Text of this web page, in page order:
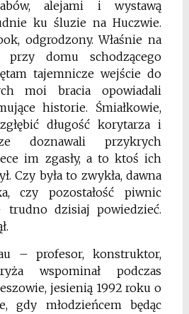
alejami i wystawą
ku śluzie na Huczwie.
odgrodzony. Właśnie na
domu schodzącego
tajemnicze wejście do
moi bracia opowiadali
historie. Śmiałkowie,
długość korytarza i
doznawali przykrych
im zgasły, a to ktoś ich
Czy była to zwykła, dawna
czy pozostałość piwnic
dzisiaj powiedzieć.
– profesor, kon­struktor,
wspominał podczas
jesienią 1992 roku o
gdy młodzieńcem będąc